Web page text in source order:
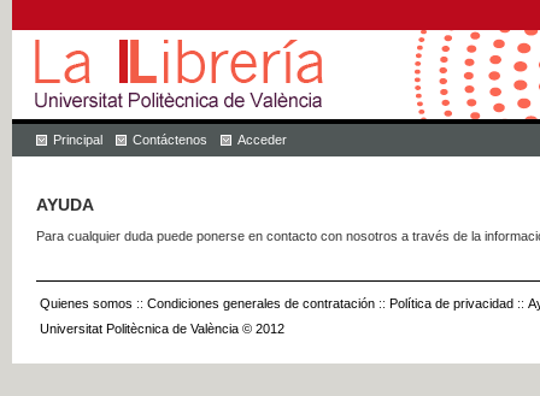
Principal Contáctenos Acceder
AYUDA
Para cualquier duda puede ponerse en contacto con nosotros a través de la
Quienes somos :: Condiciones generales de contratación :: Política de privacidad ::
Universitat Politècnica de València © 2012